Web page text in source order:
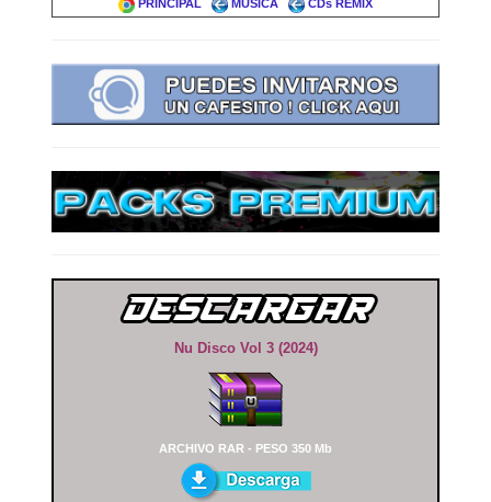
PRINCIPAL MUSICA CDs REMIX
Nu Disco Vol 3 (2024)
ARCHIVO RAR - PESO 350 Mb